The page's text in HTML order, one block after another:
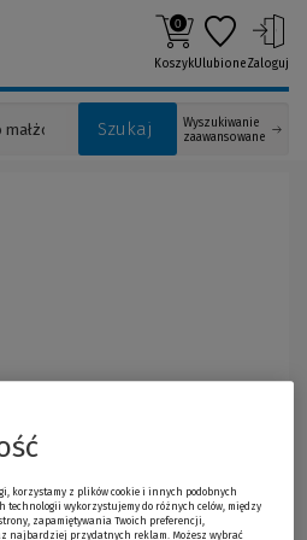
Szukaj
Wyszukiwanie
zaawansowane
0
KoszykUlubioneZaloguj
korzystamy z plików cookie i innych podobnych
technologii wykorzystujemy do różnych celów, między
zapamiętywania Twoich preferencji,
najbardziej przydatnych reklam. Możesz wybrać